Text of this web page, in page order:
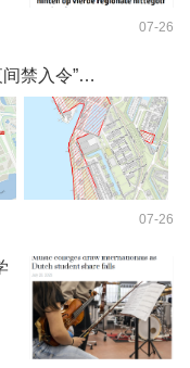
07-26
间禁入令”…
07-26